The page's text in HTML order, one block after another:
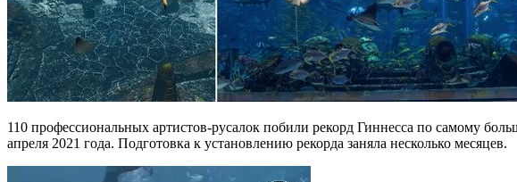
110 профессиональных артистов-русалок побили рекорд Гиннесса по самому
апреля 2021 года. Подготовка к установлению рекорда заняла несколько месяцев.